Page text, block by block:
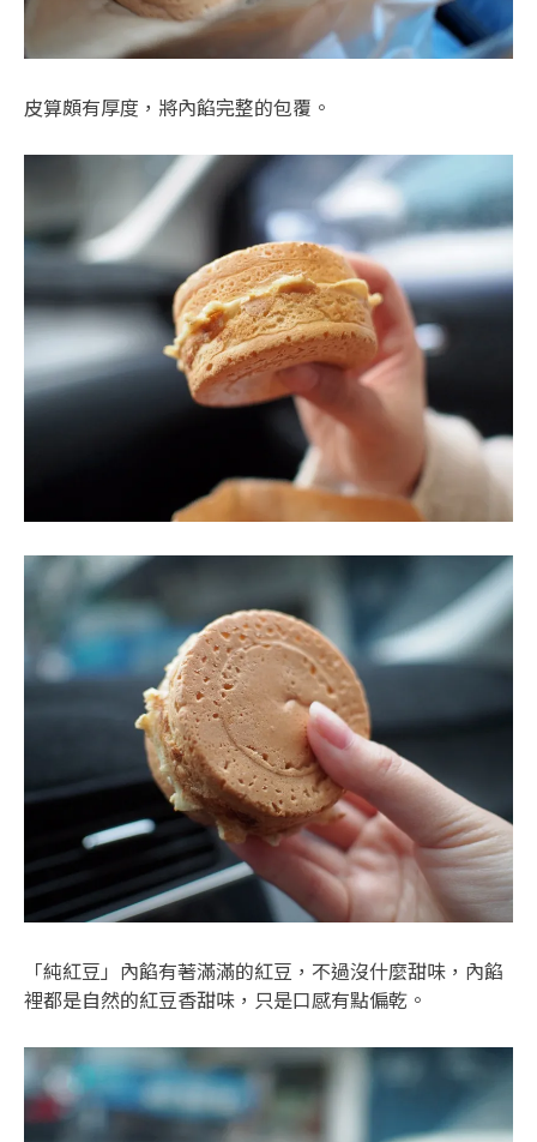
皮算頗有厚度，將內餡完整的包覆。
「純紅豆」內餡有著滿滿的紅豆，不過沒什麼甜味，內餡
裡都是自然的紅豆香甜味，只是口感有點偏乾。